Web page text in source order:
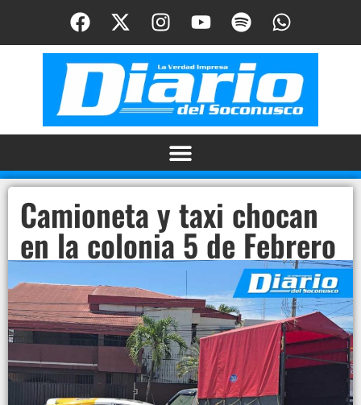
Camioneta y taxi chocan
en la colonia 5 de Febrero